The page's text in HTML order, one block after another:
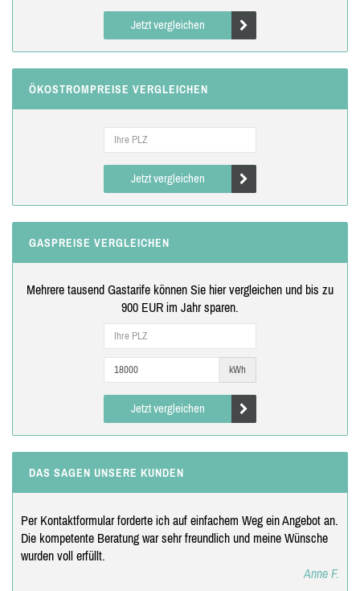
Jetzt vergleichen
ÖKOSTROMPREISE VERGLEICHEN
Jetzt vergleichen
GASPREISE VERGLEICHEN
Mehrere tausend Gastarife können Sie hier vergleichen und bis zu
900 EUR im Jahr sparen.
kWh
Jetzt vergleichen
DAS SAGEN UNSERE KUNDEN
Per Kontaktformular forderte ich auf einfachem Weg ein Angebot an.
Die kompetente Beratung war sehr freundlich und meine Wünsche
wurden voll erfüllt.
Anne F.